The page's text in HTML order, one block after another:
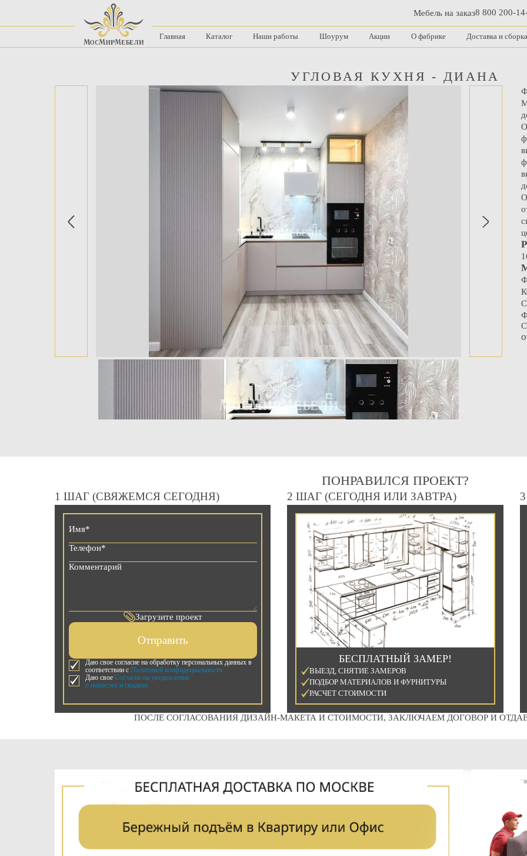
Мебель на заказ8 800 200-
Главная Каталог Наши работы Шоурум Акции О фабрике Доставка и сборка
УГЛОВАЯ КУХНЯ - ДИАНА
ПОНРАВИЛСЯ ПРОЕКТ?
1 ШАГ (СВЯЖЕМСЯ СЕГОДНЯ)
Загрузите проект
Отправить
Даю свое согласие на обработку персональных данных в
соответствии с Политикой конфидециальности
Даю свое Согласие на уведомление
о новостях и скидках
2 ШАГ (СЕГОДНЯ ИЛИ ЗАВТРА)
БЕСПЛАТНЫЙ ЗАМЕР!
ВЫЕЗД, СНЯТИЕ ЗАМЕРОВ
ПОДБОР МАТЕРИАЛОВ И ФУРНИТУРЫ
РАСЧЕТ СТОИМОСТИ
ПОСЛЕ СОГЛАСОВАНИЯ ДИЗАЙН-МАКЕТА И СТОИМОСТИ, ЗАКЛЮЧАЕМ ДОГОВОР И